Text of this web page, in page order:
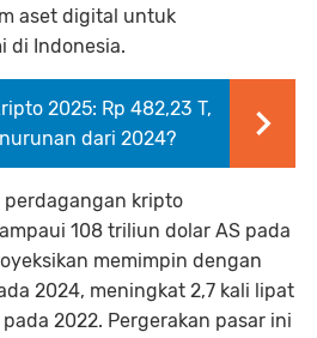
aset digital untuk
di Indonesia.
2025: Rp 482,23 T,
dari 2024?
perdagangan kripto
108 triliun dolar AS pada
memimpin dengan
2024, meningkat 2,7 kali lipat
2022. Pergerakan pasar ini